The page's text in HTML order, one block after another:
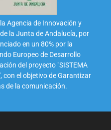
Agencia de Innovación y
la Junta de Andalucía, por
en un 80% por la
Europeo de Desarrollo
del proyecto "SISTEMA
con el objetivo de Garantizar
de la comunicación.